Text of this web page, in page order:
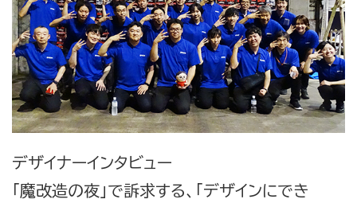
デザイナーインタビュー
「魔改造の夜」で訴求する、「デザインにでき